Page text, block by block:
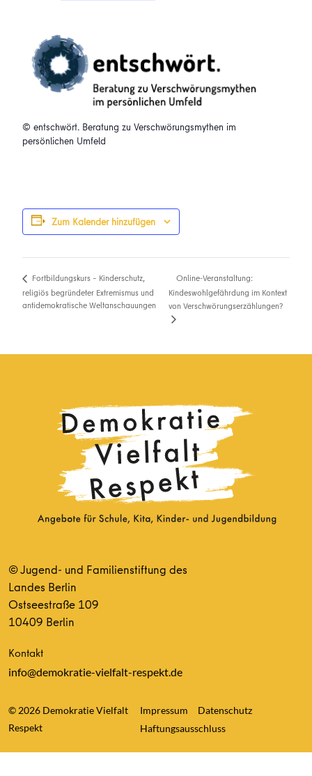
© entschwört. Beratung zu Verschwörungsmythen im
persönlichen Umfeld
Zum Kalender hinzufügen
Fortbildungskurs – Kinderschutz,
religiös begründeter Extremismus und
antidemokratische Weltanschauungen
Online-Veranstaltung:
Kindeswohlgefährdung im Kontext
von Verschwörungserzählungen?
© Jugend- und Familienstiftung des
Landes Berlin
Ostseestraße 109
10409 Berlin
Kontakt
info@demokratie-vielfalt-respekt.de
© 2026 Demokratie Vielfalt
Respekt
Impressum
Datenschutz
Haftungsausschluss